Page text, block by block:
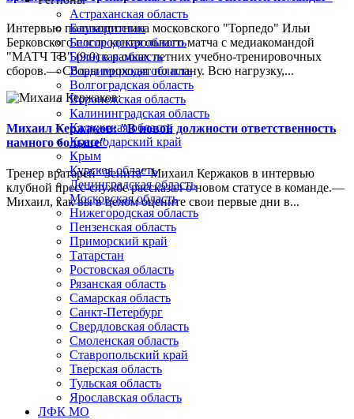
Интервью полузащитника московского "Торпедо" Ильи
Берковского после контрольного матча с медиакомандой
"МАТЧ ТВ" (9:0) в рамках летних учебно-тренировочных
сборов.— Сборы проходят по плану. Всю нагрузку,...
Михаил Кержаков: "В новой должности ответственность
намного больше"
Тренер вратарей "Зенита" Михаил Кержаков в интервью
клубной пресс-службе рассказал о новом статусе в команде.—
Михаил, как вы в целом оцените свои первые дни в...
Астраханская область
Башкортостан
Белгородская область
Брянская область
Владимирская область
Волгоградская область
Воронежская область
Калининградская область
Калужская область
Краснодарский край
Крым
Курская область
Ленинградская область
Московская область
Нижегородская область
Пензенская область
Приморский край
Татарстан
Ростовская область
Рязанская область
Самарская область
Санкт-Петербург
Свердловская область
Смоленская область
Ставропольский край
Тверская область
Тульская область
Ярославская область
ЛФК МО